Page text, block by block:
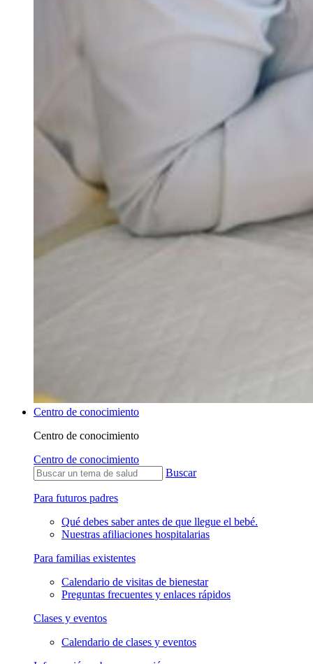
Centro de conocimiento
Centro de conocimiento
Centro de conocimiento
Buscar
Para futuros padres
Qué debes saber antes de que llegue el bebé.
Nuestras afiliaciones hospitalarias
Para familias existentes
Calendario de visitas de bienestar
Preguntas frecuentes y enlaces rápidos
Clases y eventos
Calendario de clases y eventos